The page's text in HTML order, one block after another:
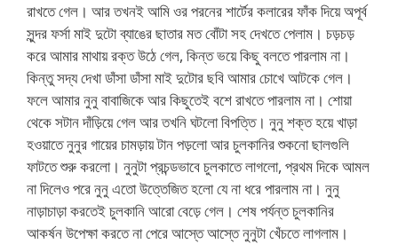
রাখতে গেল। আর তখনই আমি ওর পরনের শার্টের কলারের ফাঁক দিয়ে অপূর্ব
সুন্দর ফর্সা মাই দুটো ব্যাঙের ছাতার মত বোঁটা সহ দেখতে পেলাম। চড়চড়
করে আমার মাথায় রক্ত উঠে গেল, কিন্ত ভয়ে কিছু বলতে পারলাম না।
কিন্তু সদ্য দেখা ডাঁসা ডাঁসা মাই দুটোর ছবি আমার চোখে আটকে গেল।
ফলে আমার নুনু বাবাজিকে আর কিছুতেই বশে রাখতে পারলাম না। শোয়া
থেকে সটান দাঁড়িয়ে গেল আর তখনি ঘটলো বিপত্তি। নুনু শক্ত হয়ে খাড়া
হওয়াতে নুনুর গায়ের চামড়ায় টান পড়লো আর চুলকানির শুকনো ছালগুলি
ফাটতে শুরু করলো। নুনুটা প্রচন্ডভাবে চুলকাতে লাগলো, প্রথম দিকে আমল
না দিলেও পরে নুনু এতো উত্তেজিত হলো যে না ধরে পারলাম না। নুনু
নাড়াচাড়া করতেই চুলকানি আরো বেড়ে গেল। শেষ পর্যন্ত চুলকানির
আকর্ষন উপেক্ষা করতে না পেরে আস্তে আস্তে নুনুটা খেঁচতে লাগলাম।